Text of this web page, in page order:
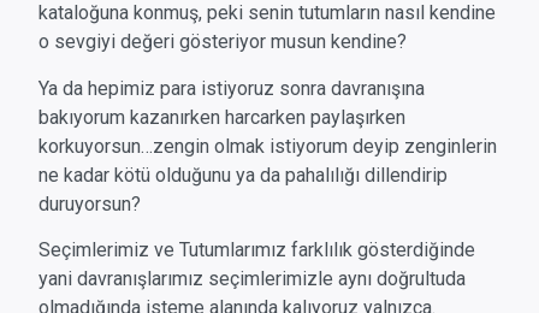
kataloğuna konmuş, peki senin tutumların nasıl kendine
o sevgiyi değeri gösteriyor musun kendine?
Ya da hepimiz para istiyoruz sonra davranışına
bakıyorum kazanırken harcarken paylaşırken
korkuyorsun…zengin olmak istiyorum deyip zenginlerin
ne kadar kötü olduğunu ya da pahalılığı dillendirip
duruyorsun?
Seçimlerimiz ve Tutumlarımız farklılık gösterdiğinde
yani davranışlarımız seçimlerimizle aynı doğrultuda
olmadığında isteme alanında kalıyoruz yalnızca.